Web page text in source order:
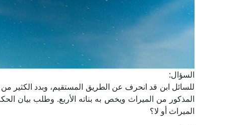
السؤال:
للسائل ابن قد انحرف عن الطريق المستقيم، وبدد الكثير من
المذكور من الميراث ويخص به بناته الأربع. وطلب بيان
الميراث أو لا؟